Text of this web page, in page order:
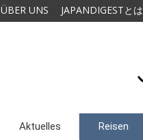
ÜBER UNS JAPANDIGESTとは
Aktuelles Reisen